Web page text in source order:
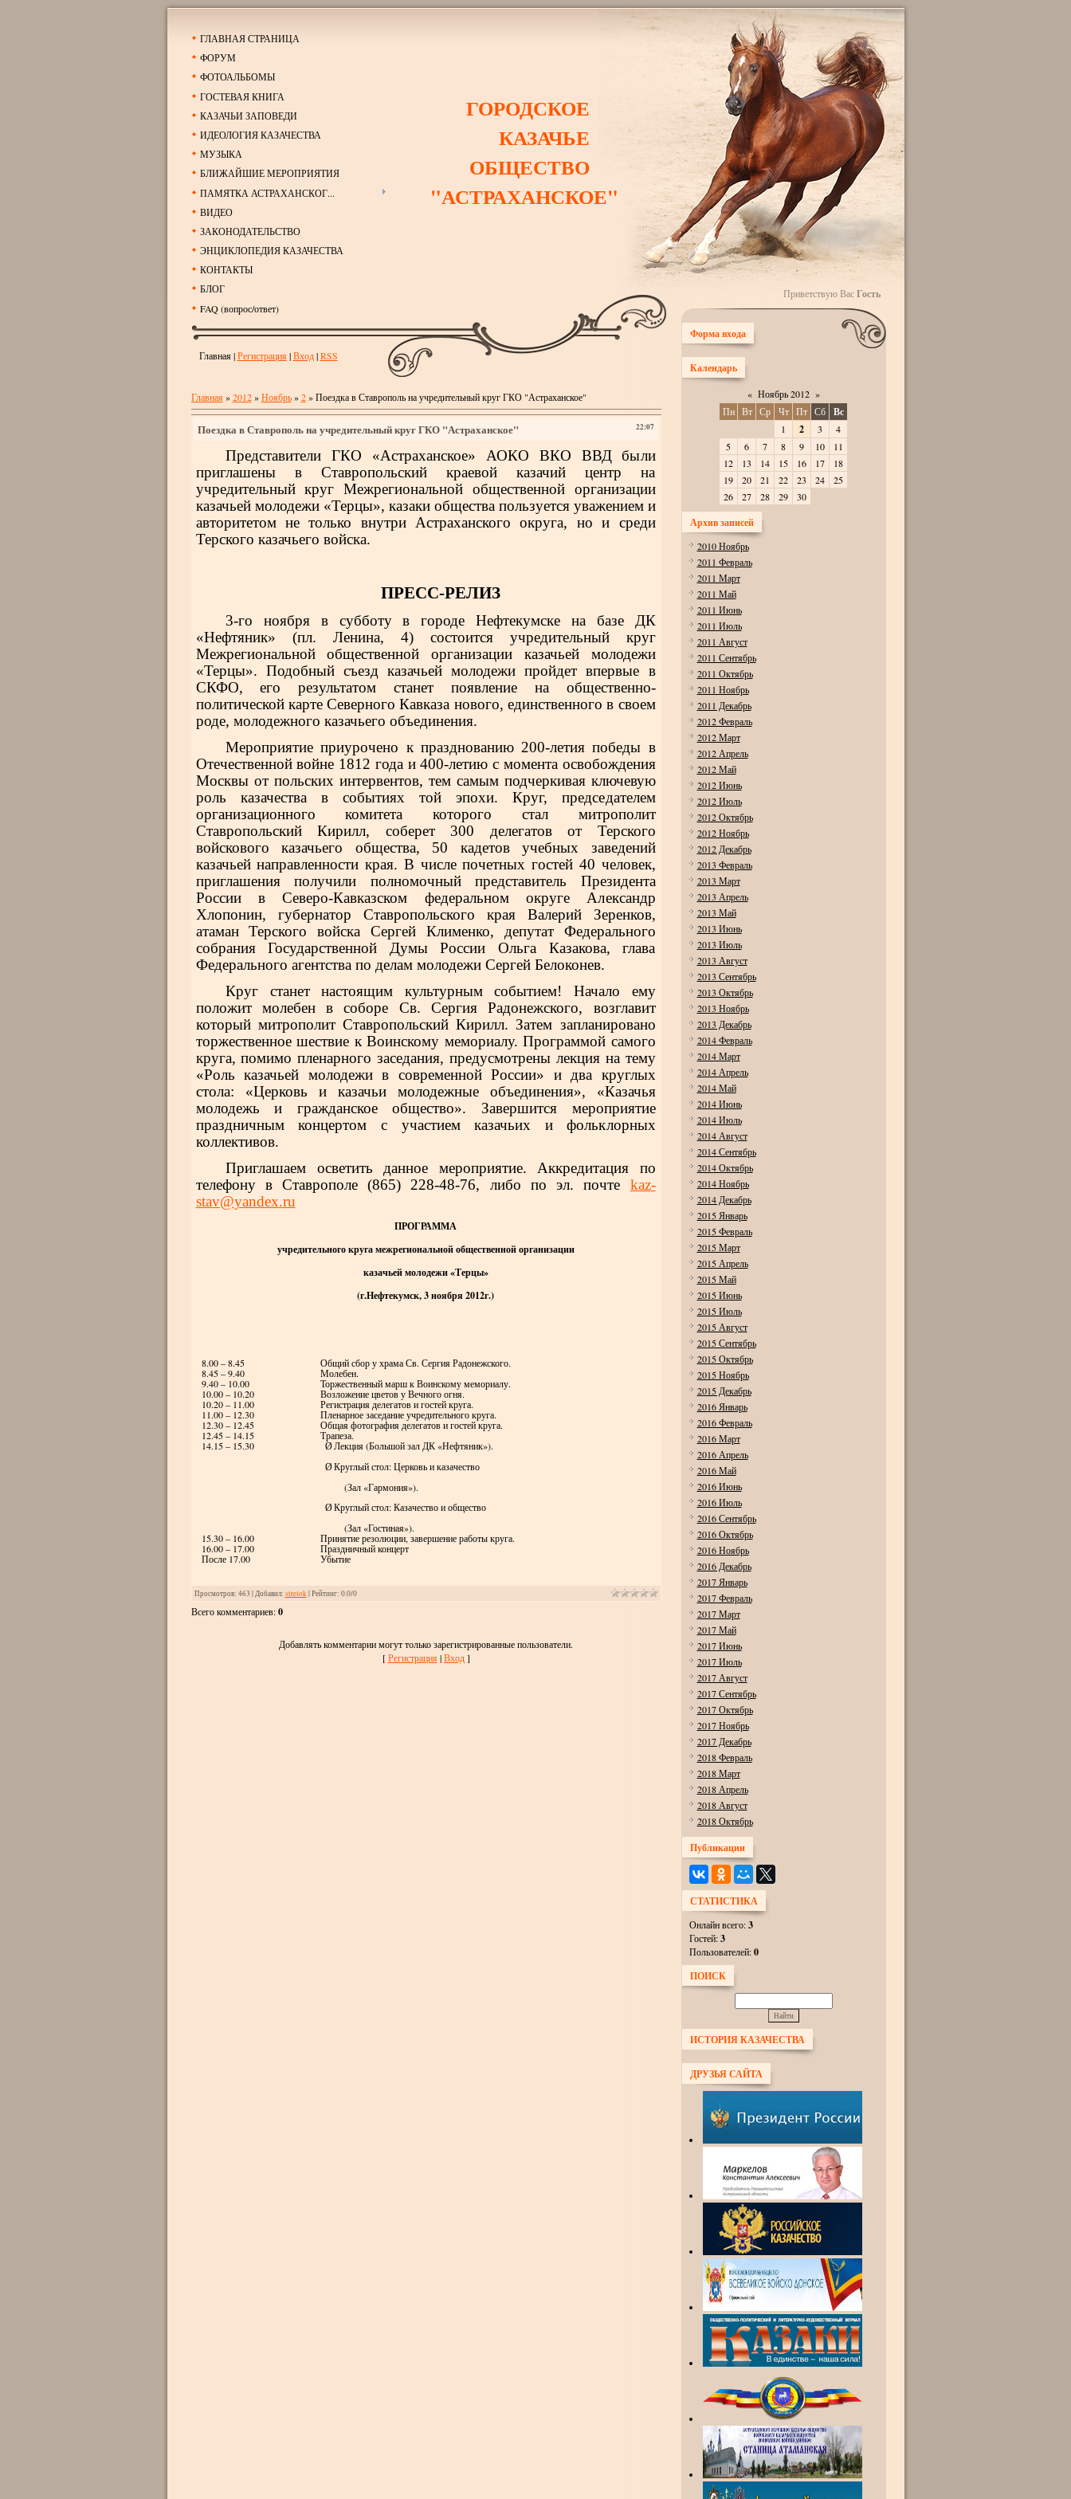
ГЛАВНАЯ СТРАНИЦА
ФОРУМ
ФОТОАЛЬБОМЫ
ГОСТЕВАЯ КНИГА
КАЗАЧЬИ ЗАПОВЕДИ
ИДЕОЛОГИЯ КАЗАЧЕСТВА
МУЗЫКА
БЛИЖАЙШИЕ МЕРОПРИЯТИЯ
ПАМЯТКА АСТРАХАНСКОГ...
ВИДЕО
ЗАКОНОДАТЕЛЬСТВО
ЭНЦИКЛОПЕДИЯ КАЗАЧЕСТВА
КОНТАКТЫ
БЛОГ
FAQ (вопрос/ответ)
ГОРОДСКОЕ
КАЗАЧЬЕ
ОБЩЕСТВО
"АСТРАХАНСКОЕ"
Главная|Регистрация |Вход|RSS
Главная »2012 » Ноябрь » 2» Поездка в Ставрополь на учредительный круг ГКО "Астраханское"
22:07
Поездка в Ставрополь на учредительный круг ГКО "Астраханское"
Представители ГКО «Астраханское» АОКО ВКО ВВД были
приглашены в Ставропольский краевой казачий центр на
учредительный круг Межрегиональной общественной организации
казачьей молодежи «Терцы», казаки общества пользуется уважением и
авторитетом не только внутри Астраханского округа, но и среди
Терского казачьего войска.
ПРЕСС-РЕЛИЗ
3-го ноября в субботу в городе Нефтекумске на базе ДК
«Нефтяник» (пл. Ленина, 4) состоится учредительный круг
Межрегиональной общественной организации казачьей молодежи
«Терцы». Подобный съезд казачьей молодежи пройдет впервые в
СКФО, его результатом станет появление на общественно-
политической карте Северного Кавказа нового, единственного в своем
роде, молодежного казачьего объединения.
Мероприятие приурочено к празднованию 200-летия победы в
Отечественной войне 1812 года и 400-летию с момента освобождения
Москвы от польских интервентов, тем самым подчеркивая ключевую
роль казачества в событиях той эпохи. Круг, председателем
организационного комитета которого стал митрополит
Ставропольский Кирилл, соберет 300 делегатов от Терского
войскового казачьего общества, 50 кадетов учебных заведений
казачьей направленности края. В числе почетных гостей 40 человек,
приглашения получили полномочный представитель Президента
России в Северо-Кавказском федеральном округе Александр
Хлопонин, губернатор Ставропольского края Валерий Зеренков,
атаман Терского войска Сергей Клименко, депутат Федерального
собрания Государственной Думы России Ольга Казакова, глава
Федерального агентства по делам молодежи Сергей Белоконев.
Круг станет настоящим культурным событием! Начало ему
положит молебен в соборе Св. Сергия Радонежского, возглавит
который митрополит Ставропольский Кирилл. Затем запланировано
торжественное шествие к Воинскому мемориалу. Программой самого
круга, помимо пленарного заседания, предусмотрены лекция на тему
«Роль казачьей молодежи в современной России» и два круглых
стола: «Церковь и казачьи молодежные объединения», «Казачья
молодежь и гражданское общество». Завершится мероприятие
праздничным концертом с участием казачьих и фольклорных
коллективов.
Приглашаем осветить данное мероприятие. Аккредитация по
телефону в Ставрополе(865) 228-48-76, либо по эл. почте kaz-
stav@yandex.ru
ПРОГРАММА
учредительного круга межрегиональной общественной организации
казачьей молодежи «Терцы»
(г.Нефтекумск, 3 ноября 2012г.)
8.00 – 8.45
Общий сбор у храма Св. Сергия Радонежского.
8.45 – 9.40
Молебен.
9.40 – 10.00
Торжественный марш к Воинскому мемориалу.
10.00 – 10.20
Возложение цветов у Вечного огня.
10.20 – 11.00
Регистрация делегатов и гостей круга.
11.00 – 12.30
Пленарное заседание учредительного круга.
12.30 – 12.45
Общая фотография делегатов и гостей круга.
12.45 – 14.15
Трапеза.
14.15 – 15.30
ØЛекция (Большой зал ДК «Нефтяник»).
ØКруглый стол: Церковь и казачество
(Зал «Гармония»).
ØКруглый стол: Казачество и общество
(Зал «Гостиная»).
15.30 – 16.00
Принятие резолюции, завершение работы круга.
16.00 – 17.00
Праздничный концерт
После 17.00
Убытие
Просмотров: 463 |Добавил: strelok|Рейтинг: 0.0/0
Всего комментариев:0
Добавлять комментарии могут только зарегистрированные пользователи.
[Регистрация |Вход]
Приветствую Вас Гость
Форма входа
Календарь
« Ноябрь 2012 »
Пн Вт Ср Чт Пт Сб Вс
1 2 3
4
5
6 7 8 9 10
11
12
13 14 15 16 17
18
19
20 21 22 23 24
25
26
27 28 29 30
Архив записей
2010 Ноябрь
2011 Февраль
2011 Март
2011 Май
2011 Июнь
2011 Июль
2011 Август
2011 Сентябрь
2011 Октябрь
2011 Ноябрь
2011 Декабрь
2012 Февраль
2012 Март
2012 Апрель
2012 Май
2012 Июнь
2012 Июль
2012 Октябрь
2012 Ноябрь
2012 Декабрь
2013 Февраль
2013 Март
2013 Апрель
2013 Май
2013 Июнь
2013 Июль
2013 Август
2013 Сентябрь
2013 Октябрь
2013 Ноябрь
2013 Декабрь
2014 Февраль
2014 Март
2014 Апрель
2014 Май
2014 Июнь
2014 Июль
2014 Август
2014 Сентябрь
2014 Октябрь
2014 Ноябрь
2014 Декабрь
2015 Январь
2015 Февраль
2015 Март
2015 Апрель
2015 Май
2015 Июнь
2015 Июль
2015 Август
2015 Сентябрь
2015 Октябрь
2015 Ноябрь
2015 Декабрь
2016 Январь
2016 Февраль
2016 Март
2016 Апрель
2016 Май
2016 Июнь
2016 Июль
2016 Сентябрь
2016 Октябрь
2016 Ноябрь
2016 Декабрь
2017 Январь
2017 Февраль
2017 Март
2017 Май
2017 Июнь
2017 Июль
2017 Август
2017 Сентябрь
2017 Октябрь
2017 Ноябрь
2017 Декабрь
2018 Февраль
2018 Март
2018 Апрель
2018 Август
2018 Октябрь
Публикации
СТАТИСТИКА
Онлайн всего:3
Гостей:3
Пользователей:0
ПОИСК
ИСТОРИЯ КАЗАЧЕСТВА
ДРУЗЬЯ САЙТА